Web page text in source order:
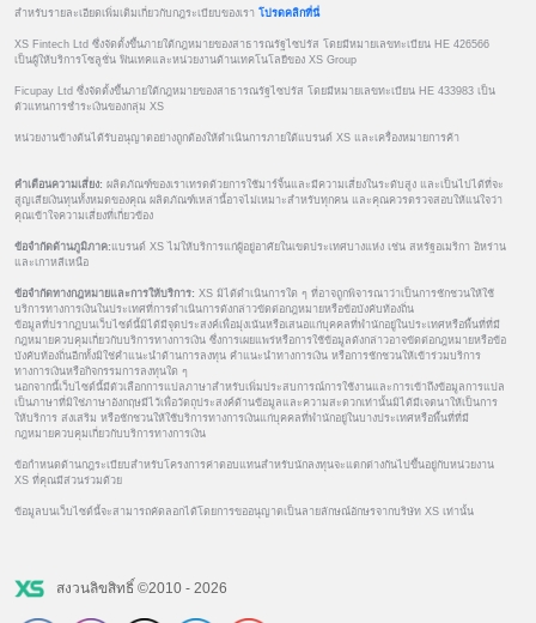
สำหรับรายละเอียดเพิ่มเติมเกี่ยวกับกฎระเบียบของเรา โปรดคลิกที่นี่
XS Fintech Ltd ซึ่งจัดตั้งขึ้นภายใต้กฎหมายของสาธารณรัฐไซปรัส โดยมีหมายเลขทะเบียน HE 426566
เป็นผู้ให้บริการโซลูชั่น ฟินเทคและหน่วยงานด้านเทคโนโลยีของ XS Group
Ficupay Ltd ซึ่งจัดตั้งขึ้นภายใต้กฎหมายของสาธารณรัฐไซปรัส โดยมีหมายเลขทะเบียน HE 433983 เป็น
ตัวแทนการชำระเงินของกลุ่ม XS
หน่วยงานข้างต้นได้รับอนุญาตอย่างถูกต้องให้ดำเนินการภายใต้แบรนด์ XS และเครื่องหมายการค้า
คำเตือนความเสี่ยง: ผลิตภัณฑ์ของเราเทรดด้วยการใช้มาร์จิ้นและมีความเสี่ยงในระดับสูง และเป็นไปได้ที่จะ
สูญเสียเงินทุนทั้งหมดของคุณ ผลิตภัณฑ์เหล่านี้อาจไม่เหมาะสำหรับทุกคน และคุณควรตรวจสอบให้แน่ใจว่า
คุณเข้าใจความเสี่ยงที่เกี่ยวข้อง
ข้อจำกัดด้านภูมิภาค: แบรนด์ XS ไม่ให้บริการแก่ผู้อยู่อาศัยในเขตประเทศบางแห่ง เช่น สหรัฐอเมริกา อิหร่าน
และเกาหลีเหนือ
ข้อจำกัดทางกฎหมายและการให้บริการ: XS มิได้ดำเนินการใด ๆ ที่อาจถูกพิจารณาว่าเป็นการชักชวนให้ใช้
บริการทางการเงินในประเทศที่การดำเนินการดังกล่าวขัดต่อกฎหมายหรือข้อบังคับท้องถิ่น
ข้อมูลที่ปรากฏบนเว็บไซต์นี้มิได้มีจุดประสงค์เพื่อมุ่งเน้นหรือเสนอแก่บุคคลที่พำนักอยู่ในประเทศหรือพื้นที่ที่มี
กฎหมายควบคุมเกี่ยวกับบริการทางการเงิน ซึ่งการเผยแพร่หรือการใช้ข้อมูลดังกล่าวอาจขัดต่อกฎหมายหรือข้อ
บังคับท้องถิ่นอีกทั้งมิใช่คำแนะนำด้านการลงทุน คำแนะนำทางการเงิน หรือการชักชวนให้เข้าร่วมบริการ
ทางการเงินหรือกิจกรรมการลงทุนใด ๆ
นอกจากนี้เว็บไซต์นี้มีตัวเลือกการแปลภาษาสำหรับเพิ่มประสบการณ์การใช้งานและการเข้าถึงข้อมูลการแปล
เป็นภาษาที่มิใช่ภาษาอังกฤษมีไว้เพื่อวัตถุประสงค์ด้านข้อมูลและความสะดวกเท่านั้นมิได้มีเจตนาให้เป็นการ
ให้บริการ ส่งเสริม หรือชักชวนให้ใช้บริการทางการเงินแก่บุคคลที่พำนักอยู่ในบางประเทศหรือพื้นที่ที่มี
กฎหมายควบคุมเกี่ยวกับบริการทางการเงิน
ข้อกำหนดด้านกฎระเบียบสำหรับโครงการค่าตอบแทนสำหรับนักลงทุนจะแตกต่างกันไปขึ้นอยู่กับหน่วยงาน
XS ที่คุณมีส่วนร่วมด้วย
ข้อมูลบนเว็บไซต์นี้จะสามารถคัดลอกได้โดยการขออนุญาตเป็นลายลักษณ์อักษรจากบริษัท XS เท่านั้น
สงวนลิขสิทธิ์ ©2010 - 2026